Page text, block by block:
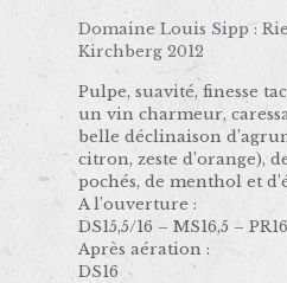
Domaine Louis Sipp :
Kirchberg 2012
Pulpe, suavité, finesse
un vin charmeur,
belle déclinaison
citron, zeste d’orange),
pochés, de menthol et
A l’ouverture :
DS15,5/16 – MS16,5 –
Après aération :
DS16